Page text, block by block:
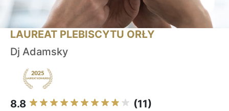
LAUREAT PLEBISCYTU ORŁY
Dj Adamsky
8.8 (11)